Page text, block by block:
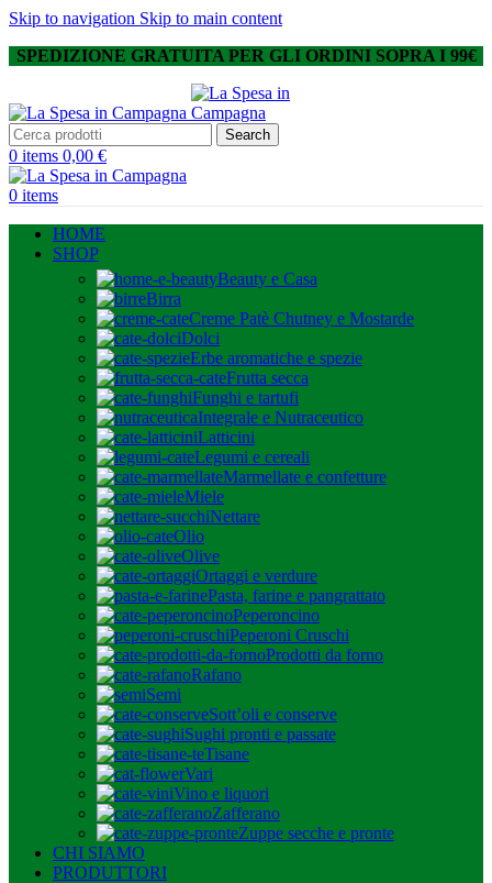
Skip to navigation Skip to main content
SPEDIZIONE GRATUITA PER GLI ORDINI SOPRA I 99€
Search
0 items 0,00 €
0 items
HOME
SHOP
Beauty e Casa
Birra
Creme Patè Chutney e Mostarde
Dolci
Erbe aromatiche e spezie
Frutta secca
Funghi e tartufi
Integrale e Nutraceutico
Latticini
Legumi e cereali
Marmellate e confetture
Miele
Nettare
Olio
Olive
Ortaggi e verdure
Pasta, farine e pangrattato
Peperoncino
Peperoni Cruschi
Prodotti da forno
Rafano
Semi
Sott’oli e conserve
Sughi pronti e passate
Tisane
Vari
Vino e liquori
Zafferano
Zuppe secche e pronte
CHI SIAMO
PRODUTTORI